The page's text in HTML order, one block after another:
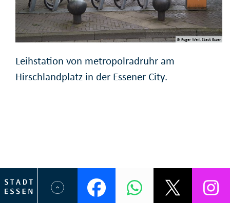
© Roger Weil, Stadt Essen
Leihstation von metropolradruhr am
Hirschlandplatz in der Essener City.